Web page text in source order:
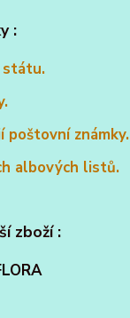
:
státu.
poštovní známky.
albových listů.
zboží :